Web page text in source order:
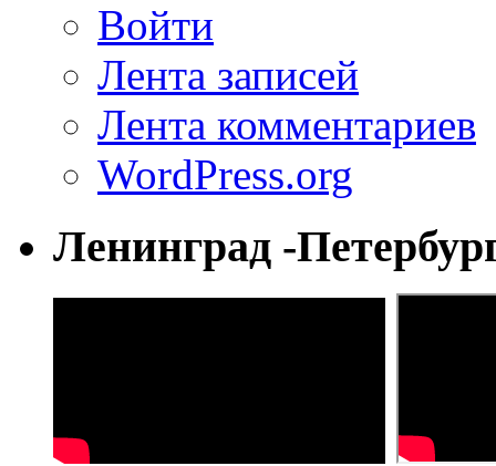
Войти
Лента записей
Лента комментариев
WordPress.org
Ленинград -